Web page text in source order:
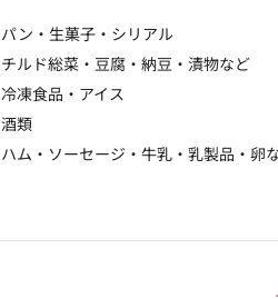
パン・生菓子・シリアル
チルド総菜・豆腐・納豆・漬物など
冷凍食品・アイス
酒類
ハム・ソーセージ・牛乳・乳製品・卵